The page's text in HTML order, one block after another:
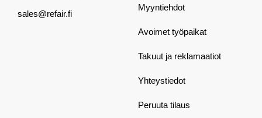
sales@refair.fi
Myyntiehdot
Avoimet työpaikat
Takuut ja reklamaatiot
Yhteystiedot
Peruuta tilaus